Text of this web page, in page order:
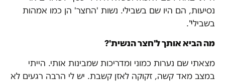
נסיעות, הם היו שם בשבילי. נשות 'החצר' הן כמו אמהות
בשבילי".
מה הביא אותך ל'חצר הנשית'?
מצאתי שם נערות כמוני ומדריכות שמבינות אותי. הייתי
במצב מאד קשה, זקוקה לאזן קשבת. יש לי הרבה רגעים לא